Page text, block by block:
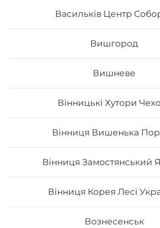
Васильків Центр
Вишгород
Вишневе
Вінницькі Хутори
Вінниця Вишенька
Вінниця Замостянський
Вінниця Корея Лесі
Вознесенськ
Вага: 300 г Склад: рис, норі, креветка,
₴